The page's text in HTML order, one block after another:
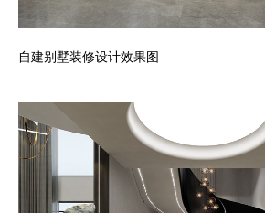
自建别墅装修设计效果图